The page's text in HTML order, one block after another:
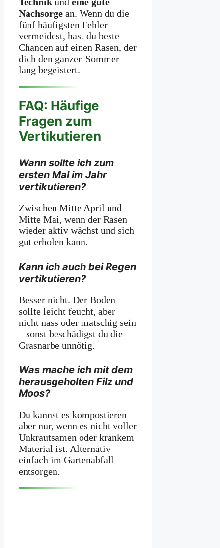
Nachsorge an. Wenn du die
fünf häufigsten Fehler
vermeidest, hast du beste
Chancen auf einen Rasen, der
dich den ganzen Sommer
lang begeistert.
FAQ: Häufige
Fragen zum
Vertikutieren
Wann sollte ich zum
ersten Mal im Jahr
vertikutieren?
Zwischen Mitte April und
Mitte Mai, wenn der Rasen
wieder aktiv wächst und sich
gut erholen kann.
Kann ich auch bei Regen
vertikutieren?
Besser nicht. Der Boden
sollte leicht feucht, aber
nicht nass oder matschig sein
– sonst beschädigst du die
Grasnarbe unnötig.
Was mache ich mit dem
herausgeholten Filz und
Moos?
Du kannst es kompostieren –
aber nur, wenn es nicht voller
Unkrautsamen oder krankem
Material ist. Alternativ
einfach im Gartenabfall
entsorgen.